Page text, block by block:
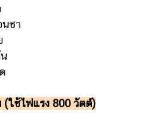
ชา
(ใช้ไฟแรง 800 วัตต์)